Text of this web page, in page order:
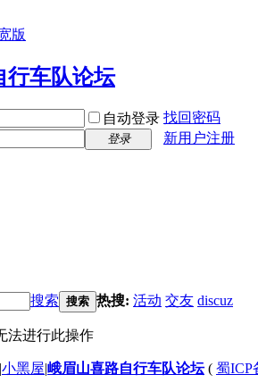
版
自动登录 找回密码
登录
新用户注册
搜索 搜索 热搜: 活动 交友 discuz
法进行此操作
|小黑屋|峨眉山喜路自行车队论坛( 蜀ICP